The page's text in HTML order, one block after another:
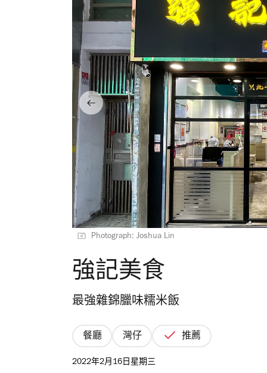
Photograph: Joshua Lin
強記美食
最強雜錦臘味糯米飯
餐廳 灣仔 推薦
2022年2月16日星期三